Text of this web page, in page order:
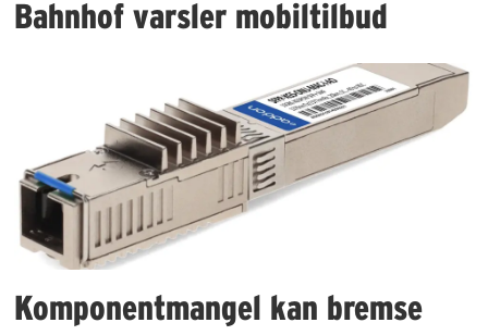
Bahnhof varsler mobiltilbud
Komponentmangel kan bremse